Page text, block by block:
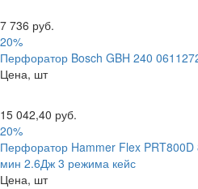
7 736 руб.
20%
Перфоратор Bosch GBH 240
Цена, шт
15 042,40 руб.
20%
Перфоратор Hammer Flex
мин 2.6Дж 3 режима кейс
Цена, шт